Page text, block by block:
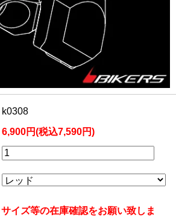
k0308
6,900円(税込7,590円)
イズ等の在庫確認をお願い致しま